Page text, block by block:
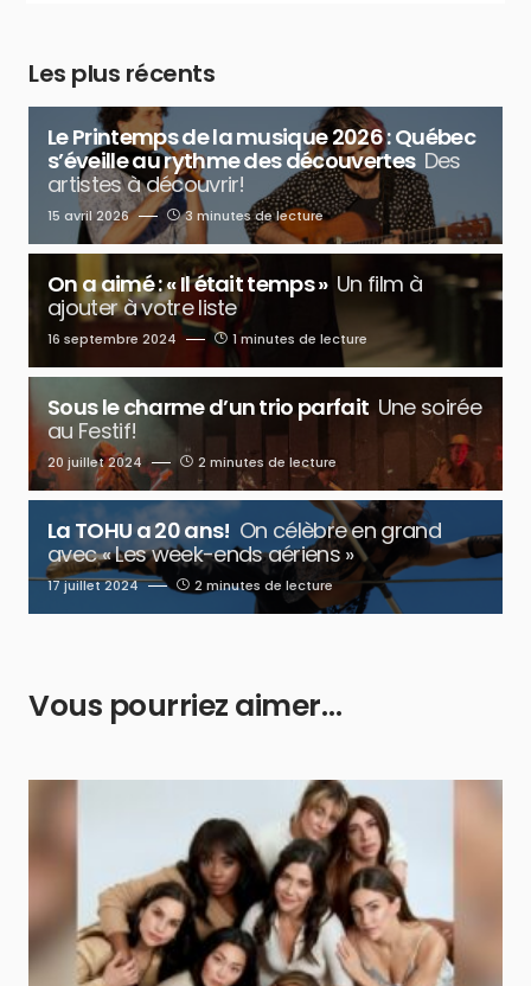
Les plus récents
Le Printemps de la musique 2026 : Québec
s’éveille au rythme des découvertes Des
artistes à découvrir!
15 avril 2026 3 minutes de lecture
On a aimé : « Il était temps » Un film à
ajouter à votre liste
16 septembre 2024 1 minutes de lecture
Sous le charme d’un trio parfait Une soirée
au Festif!
20 juillet 2024 2 minutes de lecture
La TOHU a 20 ans! On célèbre en grand
avec « Les week-ends aériens »
17 juillet 2024 2 minutes de lecture
Vous pourriez aimer…